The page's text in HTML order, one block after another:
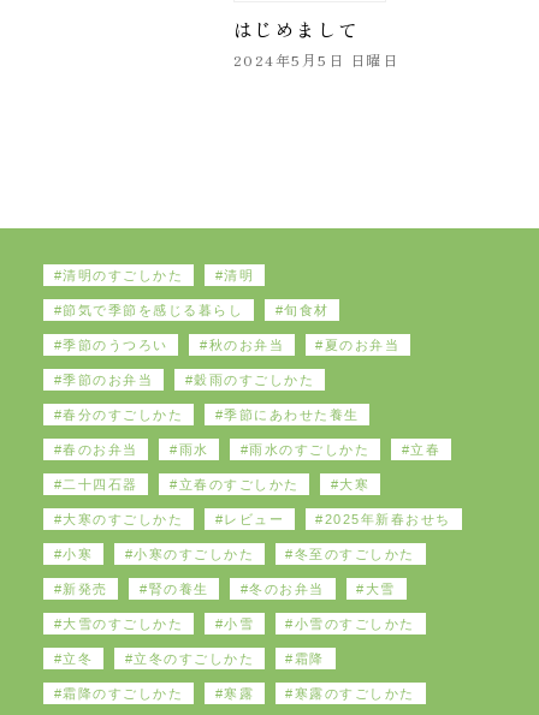
はじめまして
2024年5月5日 日曜日
清明のすごしかた 清明
節気で季節を感じる暮らし 旬食材
季節のうつろい 秋のお弁当 夏のお弁当
季節のお弁当 穀雨のすごしかた
春分のすごしかた 季節にあわせた養生
春のお弁当 雨水 雨水のすごしかた 立春
二十四石器 立春のすごしかた 大寒
大寒のすごしかた レビュー 2025年新春おせち
小寒 小寒のすごしかた 冬至のすごしかた
新発売 腎の養生 冬のお弁当 大雪
大雪のすごしかた 小雪 小雪のすごしかた
立冬 立冬のすごしかた 霜降
霜降のすごしかた 寒露 寒露のすごしかた